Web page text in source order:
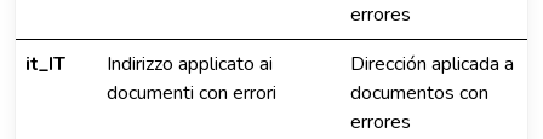
errores
it_IT
Indirizzo applicato ai
documenti con errori
Dirección aplicada a
documentos con
errores